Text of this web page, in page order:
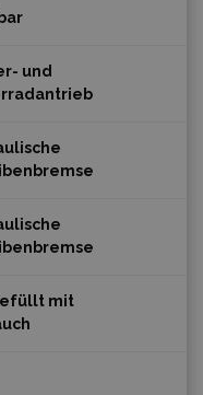
und
mit